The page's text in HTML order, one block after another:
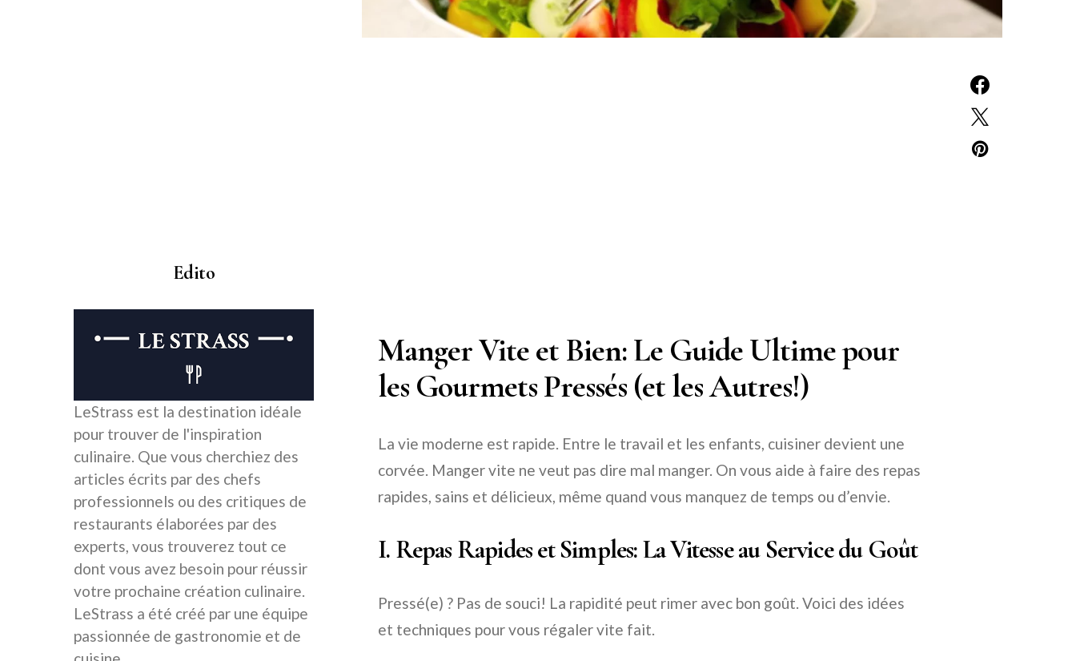
Manger Vite et Bien: Le Guide Ultime pour
les Gourmets Pressés (et les Autres!)
La vie moderne est rapide. Entre le travail et les enfants, cuisiner devient une
corvée. Manger vite ne veut pas dire mal manger. On vous aide à faire des repas
rapides, sains et délicieux, même quand vous manquez de temps ou d’envie.
I. Repas Rapides et Simples: La Vitesse au Service du Goût
Pressé(e) ? Pas de souci! La rapidité peut rimer avec bon goût. Voici des idées
et techniques pour vous régaler vite fait.
Edito
LeStrass est la destination idéale
pour trouver de l'inspiration
culinaire. Que vous cherchiez des
articles écrits par des chefs
professionnels ou des critiques de
restaurants élaborées par des
experts, vous trouverez tout ce
dont vous avez besoin pour réussir
votre prochaine création culinaire.
LeStrass a été créé par une équipe
passionnée de gastronomie et de